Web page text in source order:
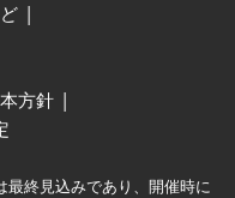
方針
最終見込みであり、開催時に